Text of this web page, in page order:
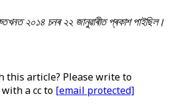
২০১৪ চনৰ ২২ জানুৱাৰীত প্ৰকাশ পাইছিল।
this article? Please write to
with a cc to [email protected]